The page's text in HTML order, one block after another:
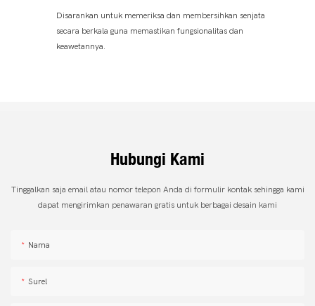
Disarankan untuk memeriksa dan membersihkan senjata
secara berkala guna memastikan fungsionalitas dan
keawetannya.
Hubungi Kami
Tinggalkan saja email atau nomor telepon Anda di formulir kontak sehingga kami
dapat mengirimkan penawaran gratis untuk berbagai desain kami
Nama
Surel